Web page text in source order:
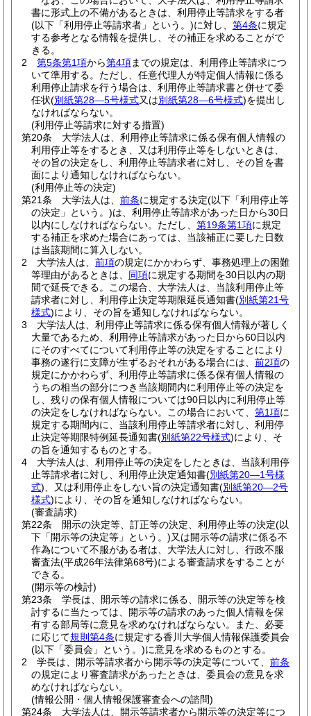
書に形式上の不備があるときは、利用停止等請求をする者
(以下「利用停止等請求者」という。)に対し、 第4条に規定
する参考となる情報を提供し、その補正を求めることがで
きる。
2
第5条第1項から第4項までの規定は、利用停止等請求につ
いて準用する。 ただし、任意代理人が特定個人情報に係る
利用停止請求を行う場合は、利用停止等請求書と併せて委
任状(別紙第28―5号様式又は別紙第28―6号様式)を提出し
なければならない。
(利用停止等請求に対する措置)
第20条
大学法人は、利用停止等請求に係る保有個人情報の
利用停止等をするとき、又は利用停止等をしないときは、
その旨の決定をし、利用停止等請求者に対し、その旨を書
面により通知しなければならない。
(利用停止等の決定)
第21条
大学法人は、 前条に規定する決定(以下「利用停止等
の決定」という。)は、利用停止等請求があった日から30日
以内にしなければならない。 ただし、 第19条第1項に規定
する補正を求めた場合にあっては、当該補正に要した日数
は当該期間に算入しない。
2
大学法人は、 前項の規定にかかわらず、事務処理上の困難
等理由があるときは、 同項に規定する期間を30日以内の期
間で延長できる。
この場合、大学法人は、当該利用停止等
請求者に対し、利用停止決定等期限延長通知書(別紙第21号
様式)により、その旨を通知しなければならない。
3
大学法人は、利用停止等請求に係る保有個人情報が著しく
大量であるため、利用停止等請求があった日から60日以内
にそのすべてについて利用停止等の決定をすることにより
事務の遂行に支障が生ずるおそれがある場合には、 前2項の
規定にかかわらず、利用停止等請求に係る保有個人情報の
うちの相当の部分につき当該期間内に利用停止等の決定を
し、残りの保有個人情報については90日以内に利用停止等
の決定をしなければならない。
この場合において、 第1項に
規定する期間内に、当該利用停止等請求者に対し、利用停
止決定等期限特例延長通知書(別紙第22号様式)により、そ
の旨を通知するものとする。
4
大学法人は、利用停止等の決定をしたときは、当該利用停
止等請求者に対し、利用停止決定通知書(別紙第20―1号様
式) 、又は利用停止をしない旨の決定通知書(別紙第20―2号
様式)により、その旨を通知しなければならない。
(審査請求)
第22条
開示の決定等、訂正等の決定、利用停止等の決定(以
下「開示等の決定等」という。)又は開示等の請求に係る不
作為について不服がある者は、大学法人に対し、行政不服
審査法(平成26年法律第68号)による審査請求をすることが
できる。
(開示等の検討)
第23条
学長は、開示等の請求に係る、開示等の決定等を検
討するに当たっては、開示等の請求のあった個人情報を保
有する部局等に意見を求めなければならない。
また、必要
に応じて規則第4条に規定する香川大学個人情報保護委員会
(以下「委員会」という。)に意見を求めるものとする。
2
学長は、開示等請求者から開示等の決定等について、 前条
の規定により審査請求があったときは、委員会の意見を求
めなければならない。
(情報公開・個人情報保護審査会への諮問)
第24条
大学法人は、開示等請求者から開示等の決定等につ